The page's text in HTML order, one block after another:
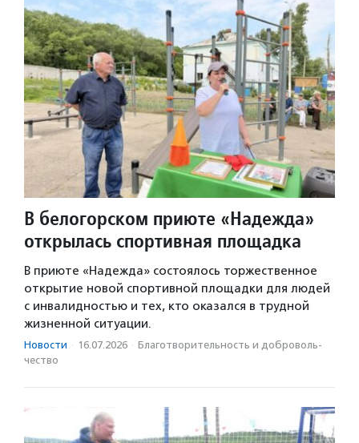
В белогорском приюте «Надежда»
открылась спортивная площадка
В приюте «Надежда» состоялось торжественное
открытие новой спортивной площадки для людей
с инвалидностью и тех, кто оказался в трудной
жизненной ситуации.
Новости · 16.07.2026 · Благотвори­тель­ность и доброволь­
чест­во